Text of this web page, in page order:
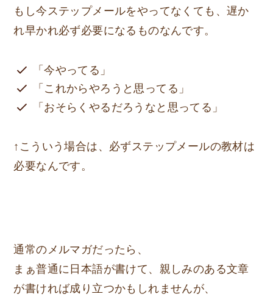
もし今ステップメールをやってなくても、遅か
れ早かれ必ず必要になるものなんです。
「今やってる」
「これからやろうと思ってる」
「おそらくやるだろうなと思ってる」
↑こういう場合は、必ずステップメールの教材は
必要なんです。
通常のメルマガだったら、
まぁ普通に日本語が書けて、親しみのある文章
が書ければ成り立つかもしれませんが、